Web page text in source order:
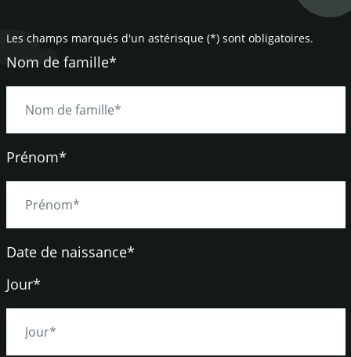
Les champs marqués d'un astérisque (*) sont obligatoires.
Nom de famille*
Prénom*
Date de naissance*
Jour*